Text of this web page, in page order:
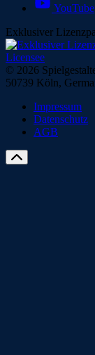
YouTube
Exklusiver
© 2026
50739 Köln,
Impressum
Datenschutz
AGB